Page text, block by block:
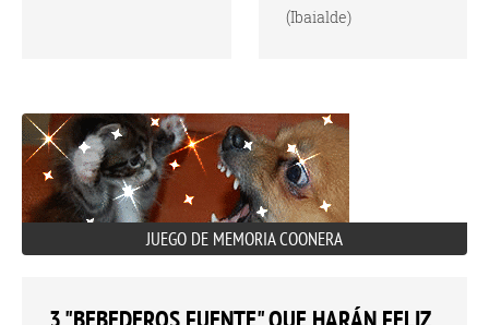
(Ibaialde)
JUEGO DE MEMORIA COONERA